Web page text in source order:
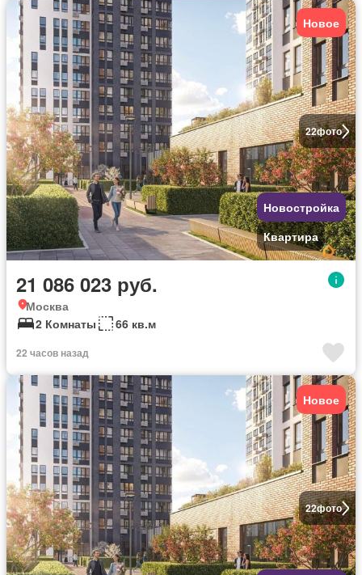
22фото
Новое
Новостройка
Квартира
21 086 023 руб.
Москва
2 Комнаты
66 кв.м
22 часов назад
22фото
Новое